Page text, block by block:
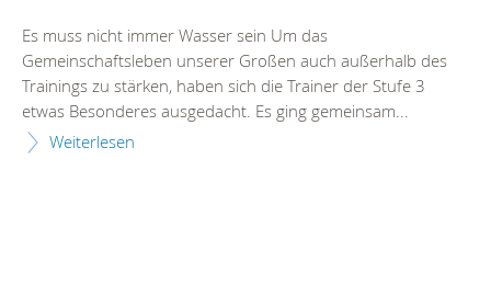
Es muss nicht immer Wasser sein Um das
Gemeinschaftsleben unserer Großen auch außerhalb des
Trainings zu stärken, haben sich die Trainer der Stufe 3
etwas Besonderes ausgedacht. Es ging gemeinsam...
Weiterlesen